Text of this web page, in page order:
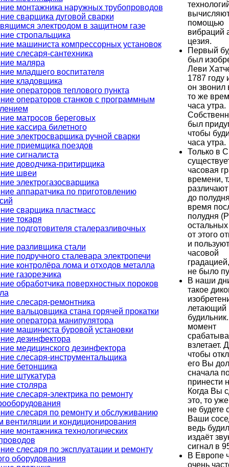
монтажника наружных трубопроводов
сварщика дуговой сварки
электродом в защитном газе
стропальщика
машиниста компрессорных установок
слесаря-сантехника
маляра
младшего воспитателя
кладовщика
операторов теплового пункта
операторов станков с программным
матросов береговых
кассира билетного
электросварщика ручной сварки
приемщика поездов
сигналиста
доводчика-притирщика
швеи
электрогазосварщика
аппаратчика по приготовлению
сварщика пластмасс
токаря
подготовителя сталеразливочных
разливщика стали
подручного сталевара электропечи
контролёра лома и отходов металла
газорезчика
обработчика поверхностных пороков
слесаря-ремонтника
вальцовщика стана горячей прокатки
оператора манипулятора
машиниста буровой установки
дезинфектора
медицинского дезинфектора
слесаря-инструментальщика
бетонщика
штукатура
столяра
слесаря-электрика по ремонту
слесаря по ремонту и обслуживанию
вентиляции и кондиционирования
монтажника технологических
слесаря по эксплуатации и ремонту
оборудования
помощью
вибраций
цезия.
Первый
был
Леви
1787 году
он звонил
то же
часа утра.
был
чтобы
часа утра.
Только в
часовая
времени,
до
время
полудня
от этого
и
часовой
не было
В наши
такое
летающий
момент
взлетает.
чтобы
его Вы
сначала
принести
Когда Вы
это, то
не будете
Ваши
ведь
издаёт
сигнал в
В Европе
очень